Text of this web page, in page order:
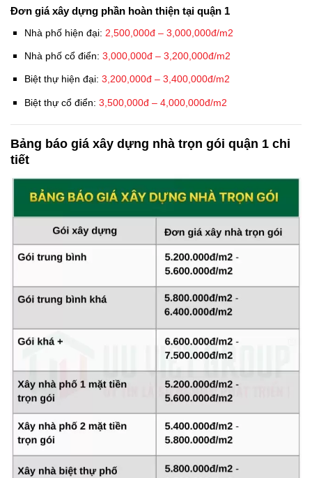
Đơn giá xây dựng phần hoàn thiện tại quận 1
Nhà phố hiện đại: 2,500,000đ – 3,000,000đ/m2
Nhà phố cổ điển: 3,000,000đ – 3,200,000đ/m2
Biệt thự hiện đại: 3,200,000đ – 3,400,000đ/m2
Biệt thự cổ điển: 3,500,000đ – 4,000,000đ/m2
Bảng báo giá xây dựng nhà trọn gói quận 1 chi
tiết